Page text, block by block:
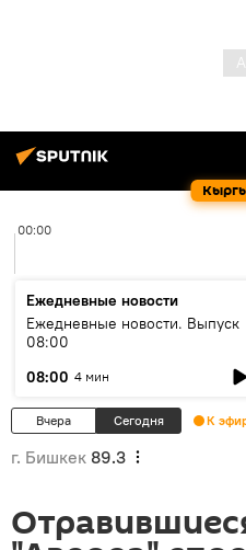
00:00
Ежедневные новости
Ежедневные новости. Выпуск
08:00
08:00 4 мин
Вчера Сегодня К
г. Бишкек 89.3